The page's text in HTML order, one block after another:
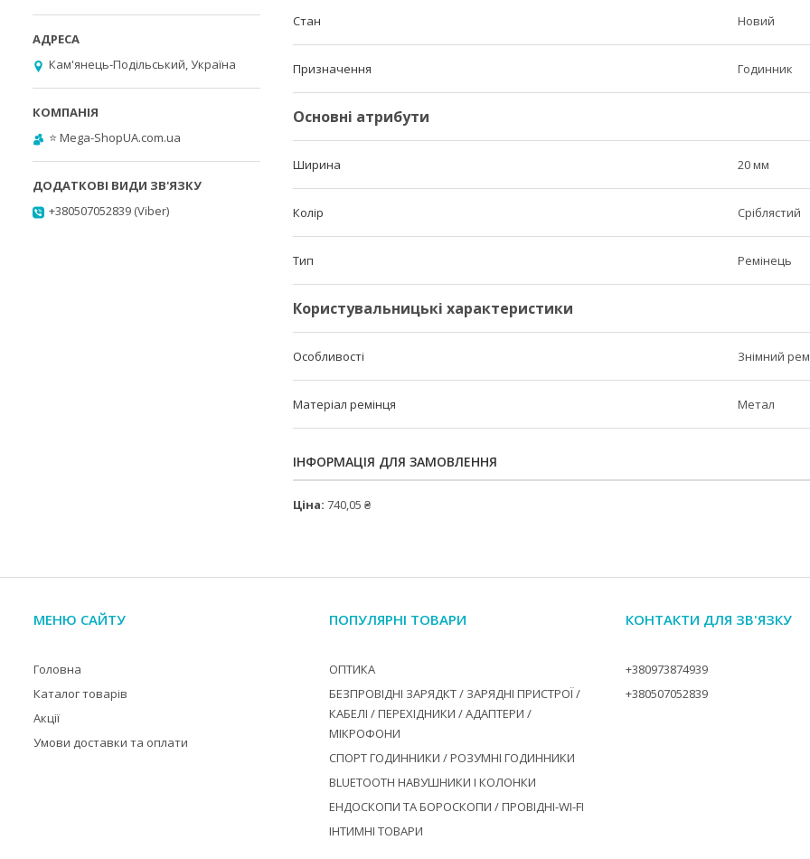
Стан Новий
Призначення Годинник
Основні атрибути
Ширина 20 мм
Колір Сріблястий
Тип Ремінець
Користувальницькі характеристики
Особливості Знімний
Матеріал ремінця Метал
ІНФОРМАЦІЯ ДЛЯ ЗАМОВЛЕННЯ
Ціна: 740,05 ₴
Кам'янець-Подільський, Україна
⭐️ Mega-ShopUA.com.ua
+380507052839 (Viber)
МЕНЮ САЙТУ
Головна
Каталог товарів
Акції
Умови доставки та оплати
ПОПУЛЯРНІ ТОВАРИ
ОПТИКА
БЕЗПРОВІДНІ ЗАРЯДКТ / ЗАРЯДНІ ПРИСТРОЇ /
КАБЕЛІ / ПЕРЕХІДНИКИ / АДАПТЕРИ /
МІКРОФОНИ
СПОРТ ГОДИННИКИ / РОЗУМНІ ГОДИННИКИ
BLUETOOTH НАВУШНИКИ І КОЛОНКИ
ЕНДОСКОПИ ТА БОРОСКОПИ / ПРОВІДНІ-WI-FI
ІНТИМНІ ТОВАРИ
КОНТАКТИ ДЛЯ ЗВ'ЯЗКУ
+380973874939
+380507052839